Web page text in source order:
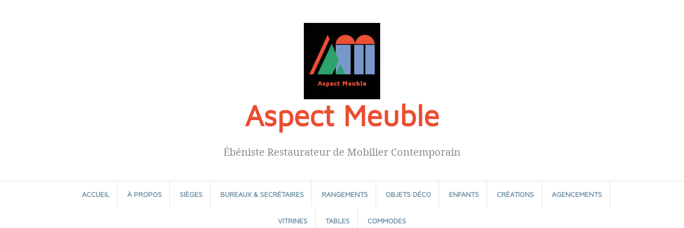
Aspect Meuble
Ébéniste Restaurateur de Mobilier Contemporain
ACCUEIL À PROPOS SIÈGES BUREAUX & SECRÉTAIRES RANGEMENTS OBJETS DÉCO ENFANTS CRÉATIONS AGENCEMENTS
VITRINES TABLES COMMODES